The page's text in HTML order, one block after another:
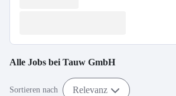
Alle Jobs bei Tauw GmbH
Sortieren nach Relevanz